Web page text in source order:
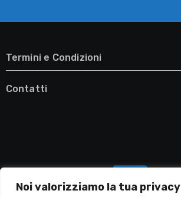
Noi valorizziamo la tua privacy
Termini e Condizioni
Contatti